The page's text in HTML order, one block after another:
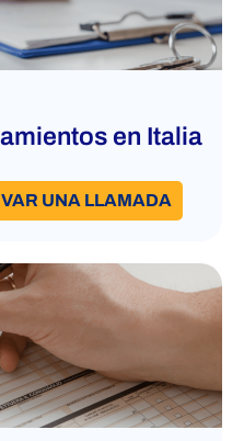
en Italia
UNA LLAMADA